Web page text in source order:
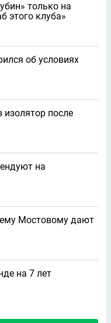
только на
этого клуба»
об условиях
после
на
Мостовому дают
на 7 лет